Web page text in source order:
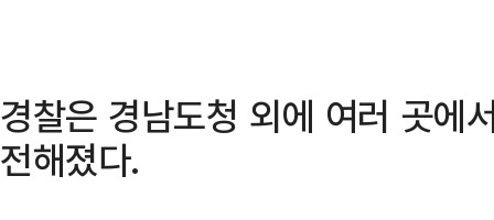
경찰은 경남도청 외에 여러 곳에
전해졌다.